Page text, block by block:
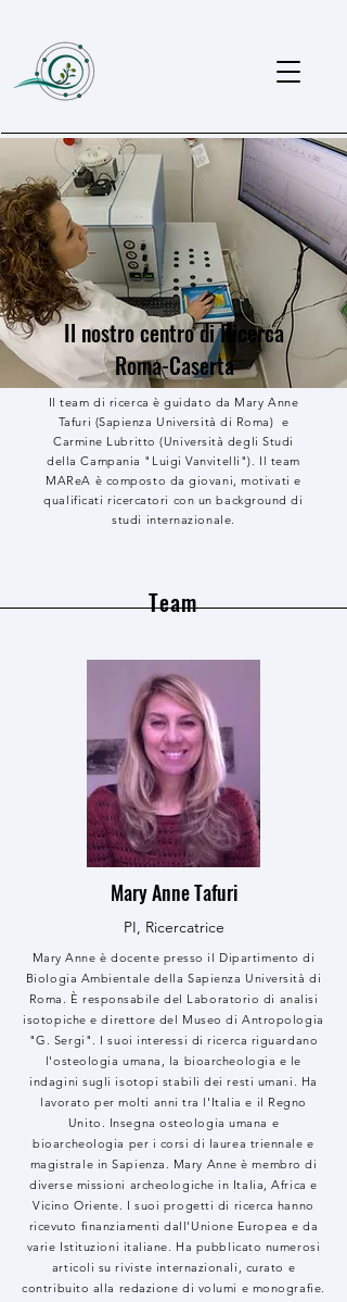
Il nostro centro di Ricerca
Roma-Caserta
Il team di ricerca è guidato da Mary Anne
Tafuri (Sapienza Università di Roma) e
Carmine Lubritto (Università degli Studi
della Campania "Luigi Vanvitelli"). Il team
MAReA è composto da giovani, motivati e
qualificati ricercatori con un background di
studi internazionale.
Team
Mary Anne Tafuri
PI, Ricercatrice
Mary Anne è docente presso il Dipartimento di
Biologia Ambientale della Sapienza Università di
Roma. È responsabile del Laboratorio di analisi
isotopiche e direttore del Museo di Antropologia
"G. Sergi". I suoi interessi di ricerca riguardano
l'osteologia umana, la bioarcheologia e le
indagini sugli isotopi stabili dei resti umani. Ha
lavorato per molti anni tra l'Italia e il Regno
Unito. Insegna osteologia umana e
bioarcheologia per i corsi di laurea triennale e
magistrale in Sapienza. Mary Anne è membro di
diverse missioni archeologiche in Italia, Africa e
Vicino Oriente. I suoi progetti di ricerca hanno
ricevuto finanziamenti dall'Unione Europea e da
varie Istituzioni italiane. Ha pubblicato numerosi
articoli su riviste internazionali, curato e
contribuito alla redazione di volumi e monografie.